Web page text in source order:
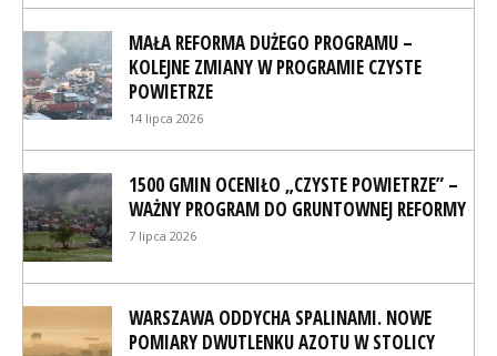
MAŁA REFORMA DUŻEGO PROGRAMU –
KOLEJNE ZMIANY W PROGRAMIE CZYSTE
POWIETRZE
14 lipca 2026
1500 GMIN OCENIŁO „CZYSTE POWIETRZE” –
WAŻNY PROGRAM DO GRUNTOWNEJ REFORMY
7 lipca 2026
WARSZAWA ODDYCHA SPALINAMI. NOWE
POMIARY DWUTLENKU AZOTU W STOLICY